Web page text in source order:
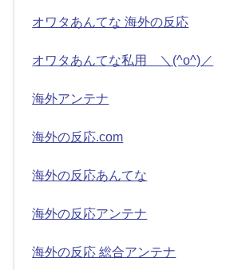
オワタあんてな 海外の反応
オワタあんてな私用 ＼(^o^)／
海外アンテナ
海外の反応.com
海外の反応あんてな
海外の反応アンテナ
海外の反応 総合アンテナ